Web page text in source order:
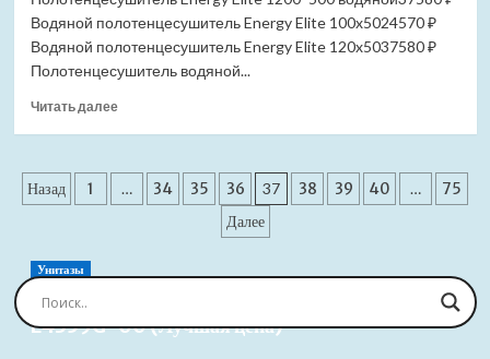
водяной
(Лучшая
Водяной полотенцесушитель Energy Elite 100x5024570 ₽
Водяной полотенцесушитель Energy Elite 120x5037580 ₽
Полотенцесушитель водяной...
Читать далееПрочитать
Energy
Elite
Пагинация
Назад 1 … 34 35 36 37 38 39 40 …
75
Далее
Унитазы
Сиденье для унитаза Jacob Delafon Brive
E4359G-00 (Лучшая цена)